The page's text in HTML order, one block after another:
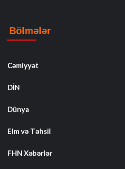
Bölmələr
Cəmiyyət
DİN
Dünya
Elm və Təhsil
FHN Xəbərlər